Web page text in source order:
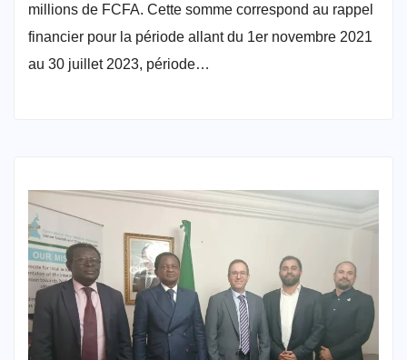
millions de FCFA. Cette somme correspond au rappel
financier pour la période allant du 1er novembre 2021
au 30 juillet 2023, période…